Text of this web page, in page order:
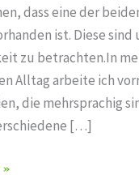
dass eine der
ist. Diese sind
zu betrachten.In
Alltag arbeite ich
die mehrsprachig
[…]